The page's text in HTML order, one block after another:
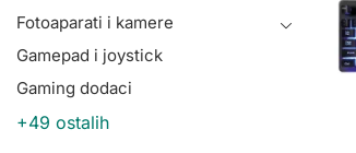
Fotoaparati i kamere
Gamepad i joystick
Gaming dodaci
+49 ostalih